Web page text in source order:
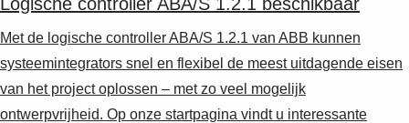
Met de logische controller ABA/S 1.2.1 van ABB kunnen
systeemintegrators snel en flexibel de meest uitdagende eisen
van het project oplossen – met zo veel mogelijk
ontwerpvrijheid. Op onze startpagina vindt u interessante